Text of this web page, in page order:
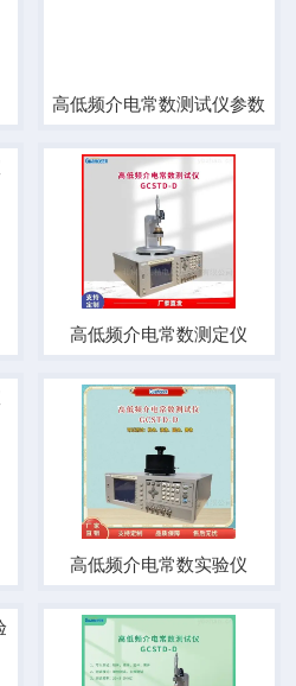
高低频介电常数测试仪参数
高低频介电常数测定仪
高低频介电常数实验仪